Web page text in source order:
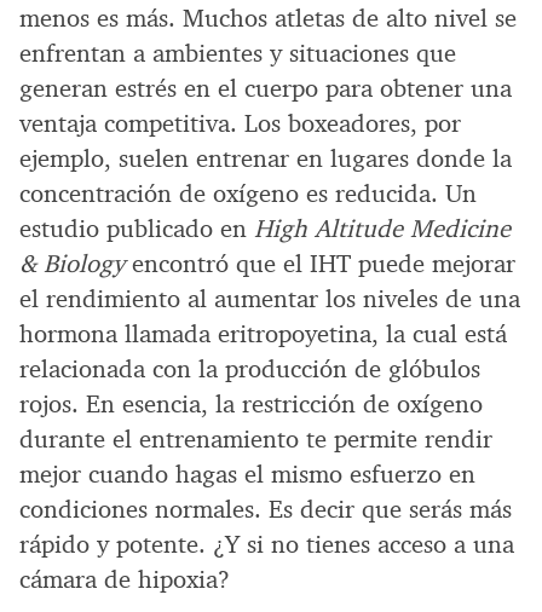
menos es más. Muchos atletas de alto nivel se
enfrentan a ambientes y situaciones que
generan estrés en el cuerpo para obtener una
ventaja competitiva. Los boxeadores, por
ejemplo, suelen entrenar en lugares donde la
concentración de oxígeno es reducida. Un
estudio publicado en High Altitude Medicine
& Biologyencontró que el IHT puede mejorar
el rendimiento al aumentar los niveles de una
hormona llamada eritropoyetina, la cual está
relacionada con la producción de glóbulos
rojos. En esencia, la restricción de oxígeno
durante el entrenamiento te permite rendir
mejor cuando hagas el mismo esfuerzo en
condiciones normales. Es decir que serás más
rápido y potente. ¿Y si no tienes acceso a una
cámara de hipoxia?